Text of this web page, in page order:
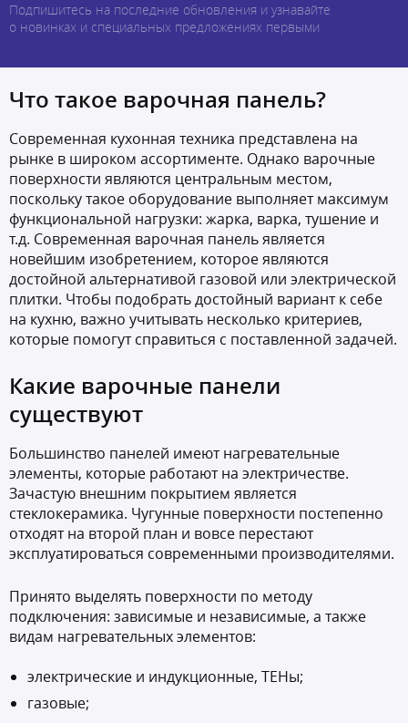
Подпишитесь на последние обновления и узнавайте
о новинках и специальных предложениях первыми
Что такое варочная панель?
Современная кухонная техника представлена на
рынке в широком ассортименте. Однако варочные
поверхности являются центральным местом,
поскольку такое оборудование выполняет максимум
функциональной нагрузки: жарка, варка, тушение и
т.д. Современная варочная панель является
новейшим изобретением, которое являются
достойной альтернативой газовой или электрической
плитки. Чтобы подобрать достойный вариант к себе
на кухню, важно учитывать несколько критериев,
которые помогут справиться с поставленной задачей.
Какие варочные панели
существуют
Большинство панелей имеют нагревательные
элементы, которые работают на электричестве.
Зачастую внешним покрытием является
стеклокерамика. Чугунные поверхности постепенно
отходят на второй план и вовсе перестают
эксплуатироваться современными производителями.
Принято выделять поверхности по методу
подключения: зависимые и независимые, а также
видам нагревательных элементов:
электрические и индукционные, ТЕНы;
газовые;